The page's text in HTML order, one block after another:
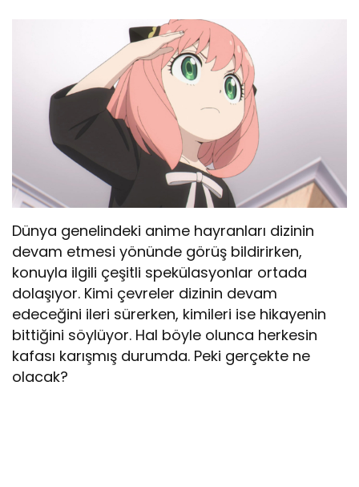
Dünya genelindeki anime hayranları dizinin
devam etmesi yönünde görüş bildirirken,
konuyla ilgili çeşitli spekülasyonlar ortada
dolaşıyor. Kimi çevreler dizinin devam
edeceğini ileri sürerken, kimileri ise hikayenin
bittiğini söylüyor. Hal böyle olunca herkesin
kafası karışmış durumda. Peki gerçekte ne
olacak?